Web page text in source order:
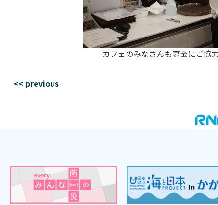
カフェのみなさんも募金にご協
<< previous